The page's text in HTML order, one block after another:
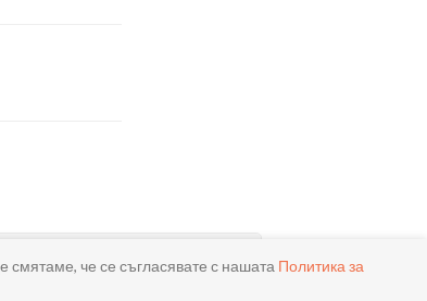
смятаме, че се съгласявате с нашата Политика за